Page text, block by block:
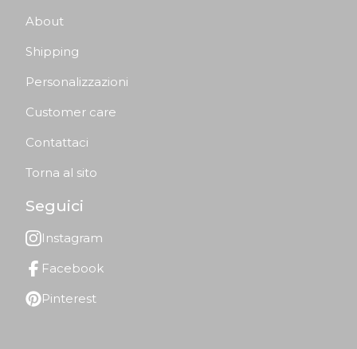
About
Shipping
Personalizzazioni
Customer care
Contattaci
Torna al sito
Seguici
Instagram
Facebook
Pinterest